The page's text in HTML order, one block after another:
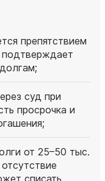
препятствием
подтверждает
суд при
просрочка и
от 25–50 тыс.
списать